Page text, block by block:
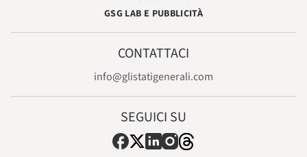
GSG LAB E PUBBLICITÀ
CONTATTACI
info@glistatigenerali.com
SEGUICI SU